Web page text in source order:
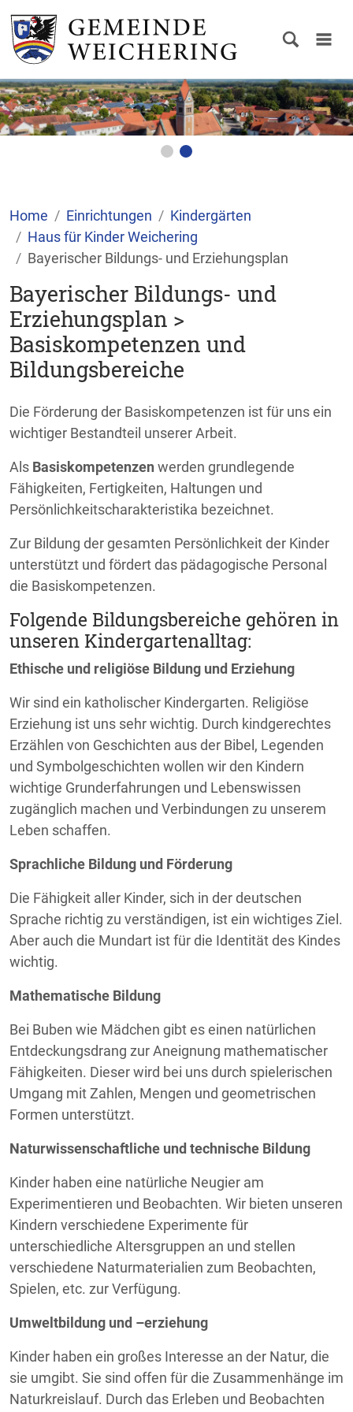
Home Einrichtungen
Kindergärten
Haus für Kinder Weichering
Bayerischer Bildungs- und Erziehungsplan
Bayerischer Bildungs- und
Erziehungsplan >
Basiskompetenzen und
Bildungsbereiche
Die Förderung der Basiskompetenzen ist für uns ein
wichtiger Bestandteil unserer Arbeit.
Als Basiskompetenzen werden grundlegende
Fähigkeiten, Fertigkeiten, Haltungen und
Persönlichkeitscharakteristika bezeichnet.
Zur Bildung der gesamten Persönlichkeit der Kinder
unterstützt und fördert das pädagogische Personal
die Basiskompetenzen.
Folgende Bildungsbereiche gehören in
unseren Kindergartenalltag:
Ethische und religiöse Bildung und Erziehung
Wir sind ein katholischer Kindergarten. Religiöse
Erziehung ist uns sehr wichtig. Durch kindgerechtes
Erzählen von Geschichten aus der Bibel, Legenden
und Symbolgeschichten wollen wir den Kindern
wichtige Grunderfahrungen und Lebenswissen
zugänglich machen und Verbindungen zu unserem
Leben schaffen.
Sprachliche Bildung und Förderung
Die Fähigkeit aller Kinder, sich in der deutschen
Sprache richtig zu verständigen, ist ein wichtiges Ziel.
Aber auch die Mundart ist für die Identität des Kindes
wichtig.
Mathematische Bildung
Bei Buben wie Mädchen gibt es einen natürlichen
Entdeckungsdrang zur Aneignung mathematischer
Fähigkeiten. Dieser wird bei uns durch spielerischen
Umgang mit Zahlen, Mengen und geometrischen
Formen unterstützt.
Naturwissenschaftliche und technische Bildung
Kinder haben eine natürliche Neugier am
Experimentieren und Beobachten. Wir bieten unseren
Kindern verschiedene Experimente für
unterschiedliche Altersgruppen an und stellen
verschiedene Naturmaterialien zum Beobachten,
Spielen, etc. zur Verfügung.
Umweltbildung und –erziehung
Kinder haben ein großes Interesse an der Natur, die
sie umgibt. Sie sind offen für die Zusammenhänge im
Naturkreislauf. Durch das Erleben und Beobachten